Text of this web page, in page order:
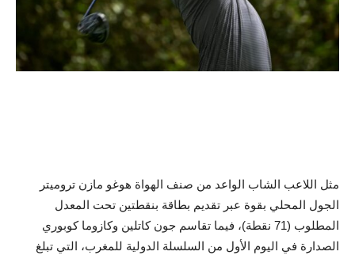
مثل اللاعب الشاب الواعد من صنف الهواة هوغو مازن تروميتر
الجول المحلي بقوة عبر تقديم بطاقة بنقطتين تحت المعدل
المطلوب (71 نقطة)، فيما تقاسم جون كاتلين وكازوما كوبوري
الصدارة في اليوم الأول من السلسلة الدولية للمغرب، التي تبلغ